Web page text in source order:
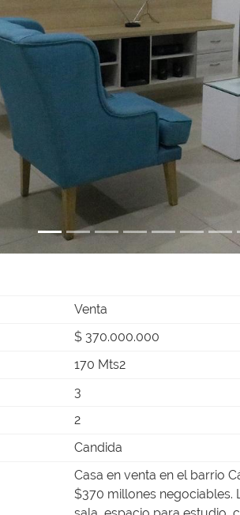
Venta
$ 370.000.000
170 Mts2
3
2
Candida
Casa en venta en el barrio
$370 millones negociables.